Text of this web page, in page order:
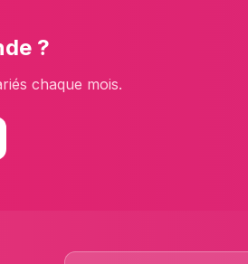
?
chaque mois.